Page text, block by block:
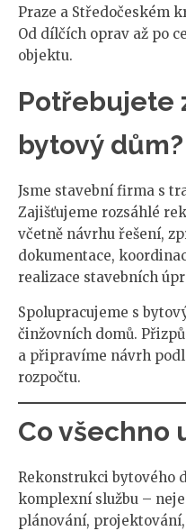
Praze a Středočeském
Od dílčích oprav až po
objektu.
Potřebujete
bytový dům?
Jsme stavební firma s
Zajišťujeme rozsáhlé
včetně návrhu řešení,
dokumentace,
realizace stavebních
Spolupracujeme s
činžovních domů.
a připravíme návrh
rozpočtu.
Co všechno
Rekonstrukci bytového
komplexní službu –
plánování,